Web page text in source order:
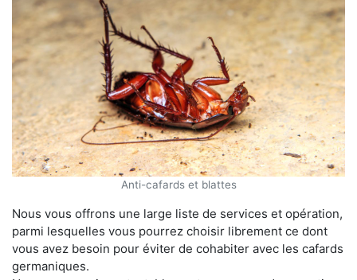
Anti-cafards et blattes
Nous vous offrons une large liste de services et opération,
parmi lesquelles vous pourrez choisir librement ce dont
vous avez besoin pour éviter de cohabiter avec les cafards
germaniques.